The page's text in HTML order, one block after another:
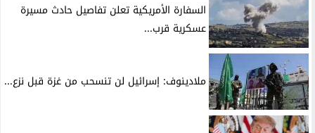
السفارة الأمريكية تعلن تفاصيل حادث مسيرة
عسكرية قرب...
ملادينوف: إسرائيل لن تنسحب من غزة قبل نزع...